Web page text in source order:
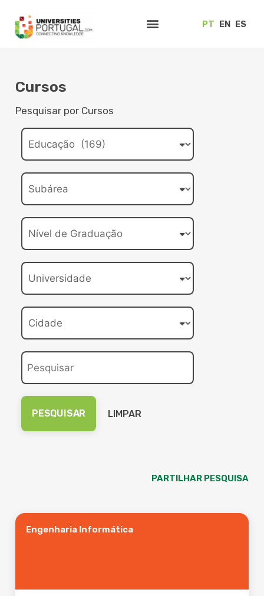
PT EN ES
Cursos
Pesquisar por Cursos
LIMPAR
PARTILHAR PESQUISA
Engenharia Informática